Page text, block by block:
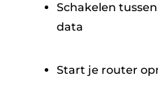
Schakelen
data
Start je router